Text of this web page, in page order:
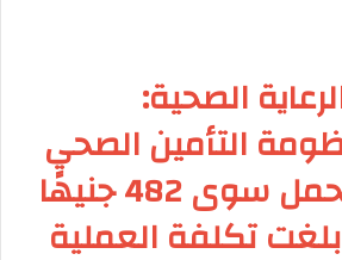
الصحية:
التأمين الصحي
الشامل لا يتحمل سوى 482 جنيهًا
تكلفة العملية